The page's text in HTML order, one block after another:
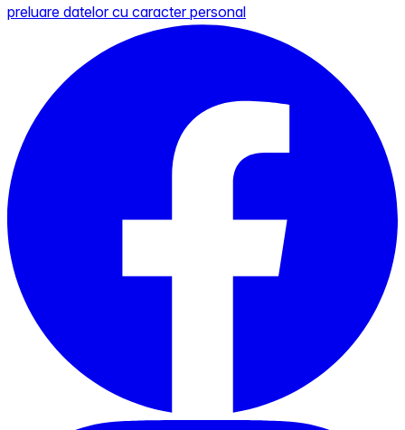
preluare datelor cu caracter personal